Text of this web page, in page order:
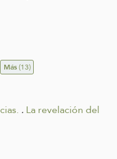
Más(13)
.La revelación del